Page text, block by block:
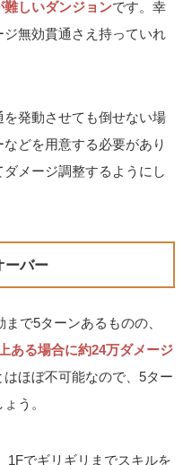
難しいダンジョンです。幸
無効貫通さえ持っていれ
発動させても倒せない場
どを用意する必要があり
メージ調整するようにし
ーバー
で5ターンあるものの、
ある場合に約24万ダメージ
ほぼ不可能なので、5ター
う。
1Fでギリギリまでスキルを